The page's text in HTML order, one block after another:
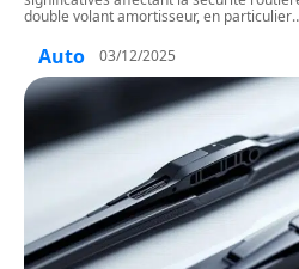
double volant amortisseur, en particulier
Auto 03/12/2025